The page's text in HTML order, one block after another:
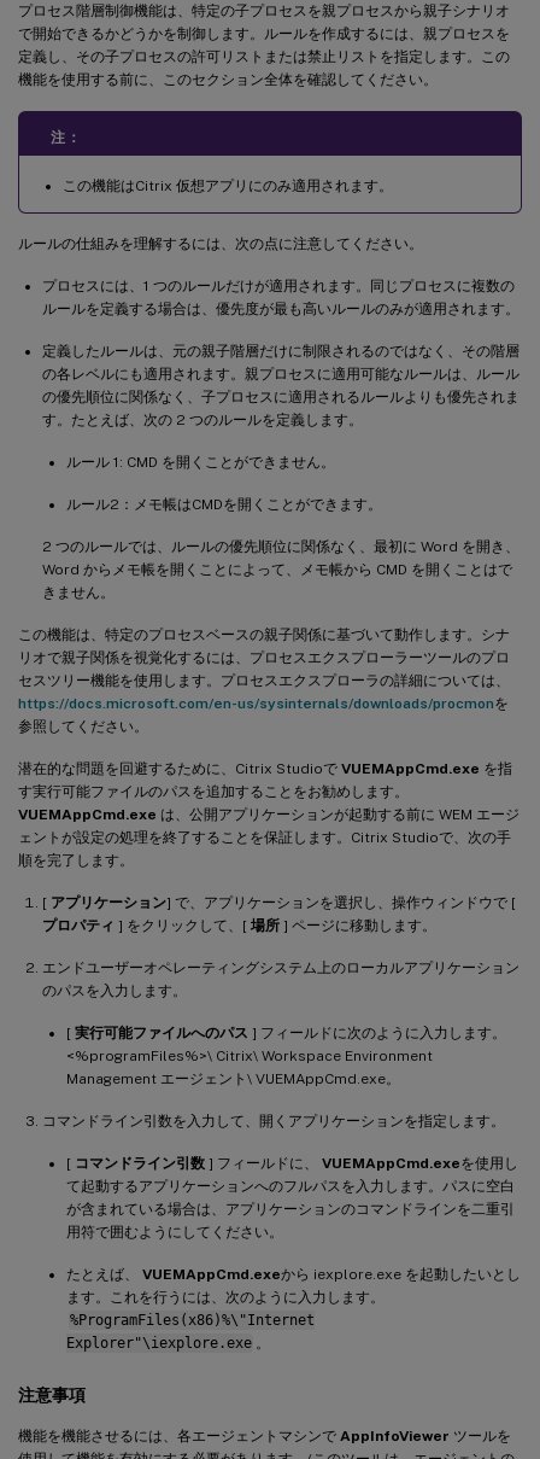
プロセス階層制御機能は、特定の子プロセスを親プロセスから親子シナリオ
で開始できるかどうかを制御します。ルールを作成するには、親プロセスを
定義し、その子プロセスの許可リストまたは禁止リストを指定します。この
機能を使用する前に、このセクション全体を確認してください。
注：
この機能はCitrix 仮想アプリにのみ適用されます。
ルールの仕組みを理解するには、次の点に注意してください。
プロセスには、1 つのルールだけが適用されます。同じプロセスに複数の
ルールを定義する場合は、優先度が最も高いルールのみが適用されます。
定義したルールは、元の親子階層だけに制限されるのではなく、その階層
の各レベルにも適用されます。親プロセスに適用可能なルールは、ルール
の優先順位に関係なく、子プロセスに適用されるルールよりも優先されま
す。たとえば、次の 2 つのルールを定義します。
ルール 1: CMD を開くことができません。
ルール2：メモ帳はCMDを開くことができます。
2 つのルールでは、ルールの優先順位に関係なく、最初に Word を開き、
Word からメモ帳を開くことによって、メモ帳から CMD を開くことはで
きません。
この機能は、特定のプロセスベースの親子関係に基づいて動作します。シナ
リオで親子関係を視覚化するには、プロセスエクスプローラーツールのプロ
セスツリー機能を使用します。プロセスエクスプローラの詳細については、
https://docs.microsoft.com/en-us/sysinternals/downloads/procmonを
参照してください。
潜在的な問題を回避するために、Citrix Studioで VUEMAppCmd.exe を指
す実行可能ファイルのパスを追加することをお勧めします。
VUEMAppCmd.exe は、公開アプリケーションが起動する前に WEM エージ
ェントが設定の処理を終了することを保証します。Citrix Studioで、次の手
順を完了します。
[ アプリケーション] で、アプリケーションを選択し、操作ウィンドウで [
プロパティ ] をクリックして、[ 場所 ] ページに移動します。
エンドユーザーオペレーティングシステム上のローカルアプリケーション
のパスを入力します。
[ 実行可能ファイルへのパス ] フィールドに次のように入力します。
<%programFiles%>\ Citrix\ Workspace Environment
Management エージェント\ VUEMAppCmd.exe。
コマンドライン引数を入力して、開くアプリケーションを指定します。
[ コマンドライン引数 ] フィールドに、 VUEMAppCmd.exeを使用し
て起動するアプリケーションへのフルパスを入力します。パスに空白
が含まれている場合は、アプリケーションのコマンドラインを二重引
用符で囲むようにしてください。
たとえば、 VUEMAppCmd.exeから iexplore.exe を起動したいとし
ます。これを行うには、次のように入力します。
%ProgramFiles(x86)%\"Internet
Explorer"\iexplore.exe 。
注意事項
機能を機能させるには、各エージェントマシンで AppInfoViewer ツールを